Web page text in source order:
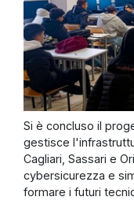
Si è concluso il
gestisce
Cagliari, Sassari e
cybersicurezza e
formare i futuri